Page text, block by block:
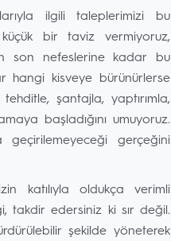
ilgili taleplerimizi bu
bir taviz vermiyoruz,
son nefeslerine kadar bu
hangi kisveye bürünürlerse
şantajla, yaptırımla,
başladığını umuyoruz.
geçirilemeyeceği gerçeğini
katılıyla oldukça verimli
takdir edersiniz ki sır değil.
şekilde yöneterek